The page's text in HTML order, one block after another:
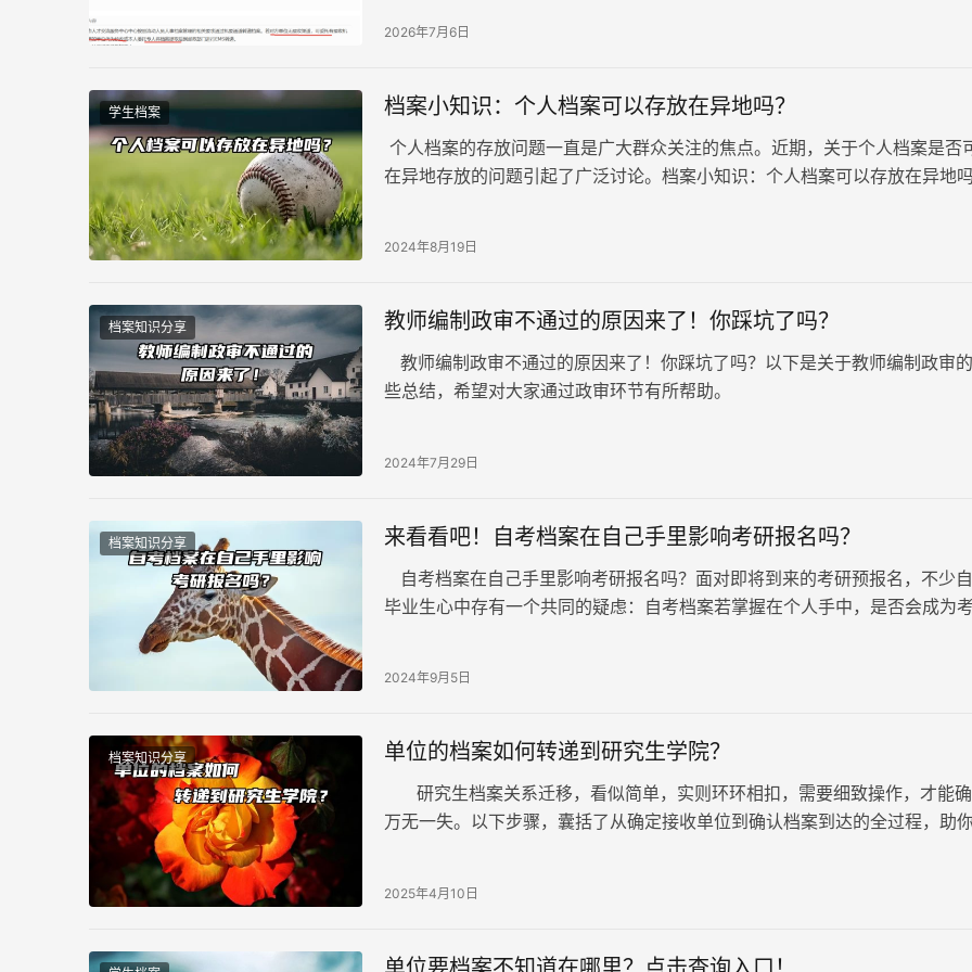
2026年7月6日
学生档案 档案小知识：个人档案可以存放在异地吗？
个人档案的存放问题一直是广大群众关注的焦点。近期，关于个人档案是否
在异地存放的问题引起了广泛讨论。档案小知识：个人档案可以存放在异地
2024年8月19日
档案知识分享 教师编制政审不通过的原因来了！你踩坑了吗？
教师编制政审不通过的原因来了！你踩坑了吗？以下是关于教师编制政审
些总结，希望对大家通过政审环节有所帮助。
2024年7月29日
档案知识分享 来看看吧！自考档案在自己手里影响考研报名吗？
自考档案在自己手里影响考研报名吗？面对即将到来的考研预报名，不少
毕业生心中存有一个共同的疑虑：自考档案若掌握在个人手中，是否会成为
2024年9月5日
档案知识分享 单位的档案如何转递到研究生学院？
研究生档案关系迁移，看似简单，实则环环相扣，需要细致操作，才能
万无一失。以下步骤，囊括了从确定接收单位到确认档案到达的全过程，助
2025年4月10日